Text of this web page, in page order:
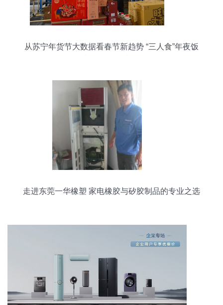
从苏宁年货节大数据看春节新趋势 “三人食”年夜饭
走进东莞一华橡塑 家电橡胶与矽胶制品的专业之选